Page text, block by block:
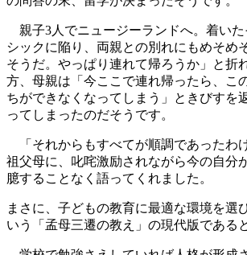
親子3人でニュージーランドへ。着いた
シックに陥り、両親との別れにもめそめ
そうだ。やっぱり連れて帰ろうか」と折
方、母親は「今ここで連れ帰ったら、こ
ちができなくなってしまう」ときびすを
ってしまったのだそうです。
「それからもすべてが順調であったわ
祖父母に、叱咤激励されながら今の自分
臆することなく語ってくれました。
まさに、子どもの教育に最適な環境を選
いう「孟母三遷の教え」の現代版である